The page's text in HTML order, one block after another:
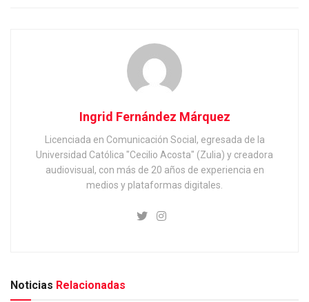
Ingrid Fernández Márquez
Licenciada en Comunicación Social, egresada de la
Universidad Católica "Cecilio Acosta" (Zulia) y creadora
audiovisual, con más de 20 años de experiencia en
medios y plataformas digitales.
Noticias Relacionadas